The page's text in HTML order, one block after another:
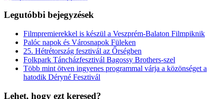
Legutóbbi bejegyzések
Filmpremierekkel is készül a Veszprém-Balaton Filmpiknik
Palóc napok és Városnapok Füleken
25. Hétrétország fesztivál az Őrségben
Folkpark Táncházfesztivál Bagossy Brothers-szel
Több mint ötven ingyenes programmal várja a közönséget a
hatodik Déryné Fesztivál
Lehet, hogy ezt keresed?